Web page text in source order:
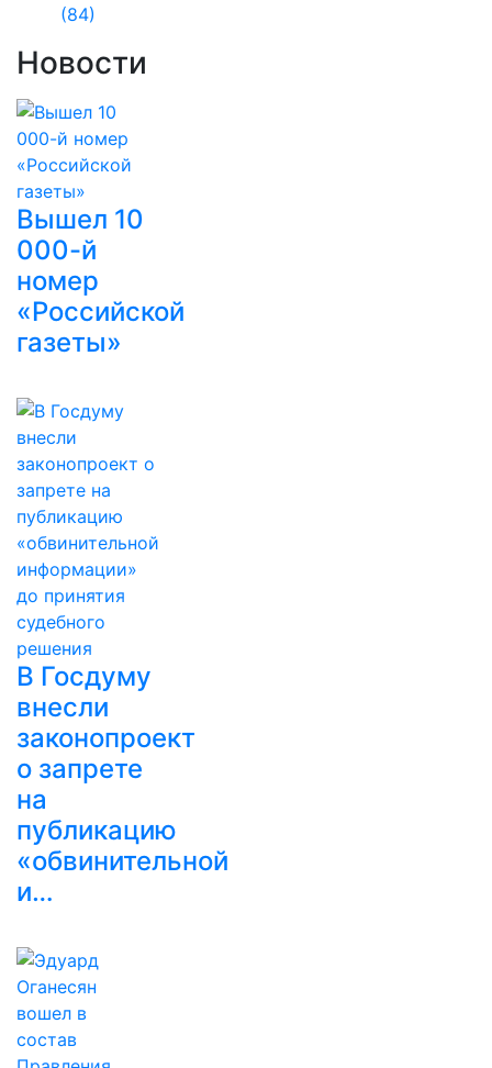
(84)
Новости
Вышел 10
000-й
номер
«Российской
газеты»
В Госдуму
внесли
законопроект
о запрете
на
публикацию
«обвинительной
и…